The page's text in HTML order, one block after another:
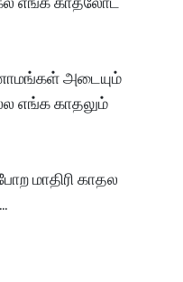
அடையும்
எங்க காதலும்
மாதிரி காதல